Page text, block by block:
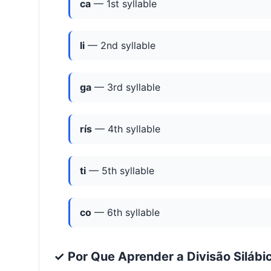
ca — 1st syllable
li — 2nd syllable
ga — 3rd syllable
rís — 4th syllable
ti — 5th syllable
co — 6th syllable
✓ Por Que Aprender a Divisão